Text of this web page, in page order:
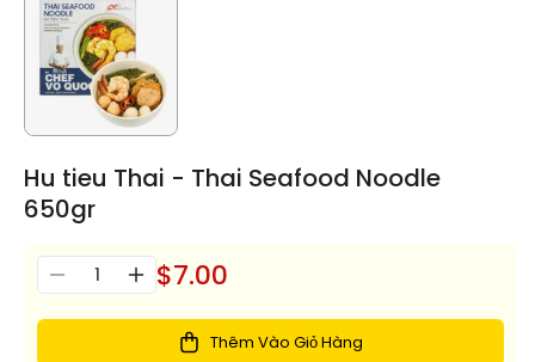
Hu tieu Thai - Thai Seafood Noodle
650gr
Giảm
Số
Tăng
lượng
$7.00
Thêm Vào Giỏ Hàng